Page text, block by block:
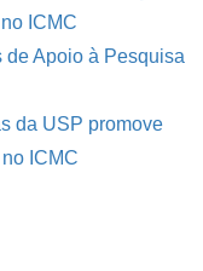
ICMC
Apoio à Pesquisa
da USP promove
ICMC